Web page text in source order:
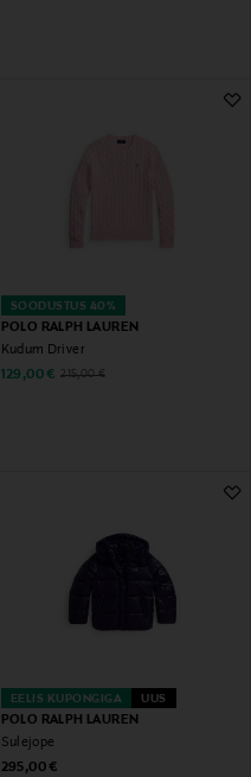
SOODUSTUS 40%
POLO RALPH LAUREN
Kudum Driver
Discounted Price
129,00 € Original Price
215,00 €
EELIS KUPONGIGA UUS
POLO RALPH LAUREN
Sulejope
Original Price
295,00 €